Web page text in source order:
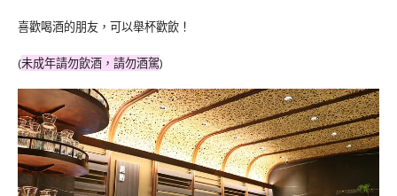
喜歡喝酒的朋友，可以舉杯歡飲！
(未成年請勿飲酒，請勿酒駕)